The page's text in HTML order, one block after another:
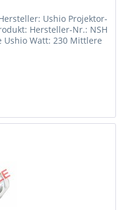
Ushio Projektor-
Hersteller-Nr.: NSH
Ushio Watt: 230 Mittlere